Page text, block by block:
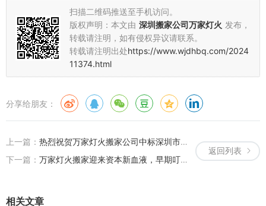
扫描二维码推送至手机访问。
版权声明：本文由 深圳搬家公司万家灯火 发布，
转载请注明，如有侵权异议请联系。
转载请注明出处https://www.wjdhbq.com/2024
11374.html
分享给朋友：
返回列表
上一篇： 热烈祝贺万家灯火搬家公司中标深圳市人民医院龙华分院搬迁项目
下一篇： 万家灯火搬家迎来资本新血液，早期叮咚买菜投资者领投，专业搬家领域竞争力分析
相关文章